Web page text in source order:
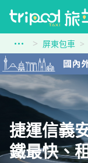
屏東包車
捷運信義
鐵最快、